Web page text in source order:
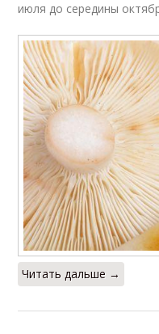
июля до середины
Читать дальше →